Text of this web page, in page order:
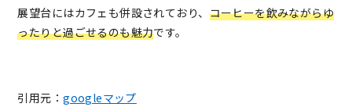
展望台にはカフェも併設されており、 コーヒーを飲みながらゆ
ったりと過ごせるのも魅力です。
引用元：googleマップ